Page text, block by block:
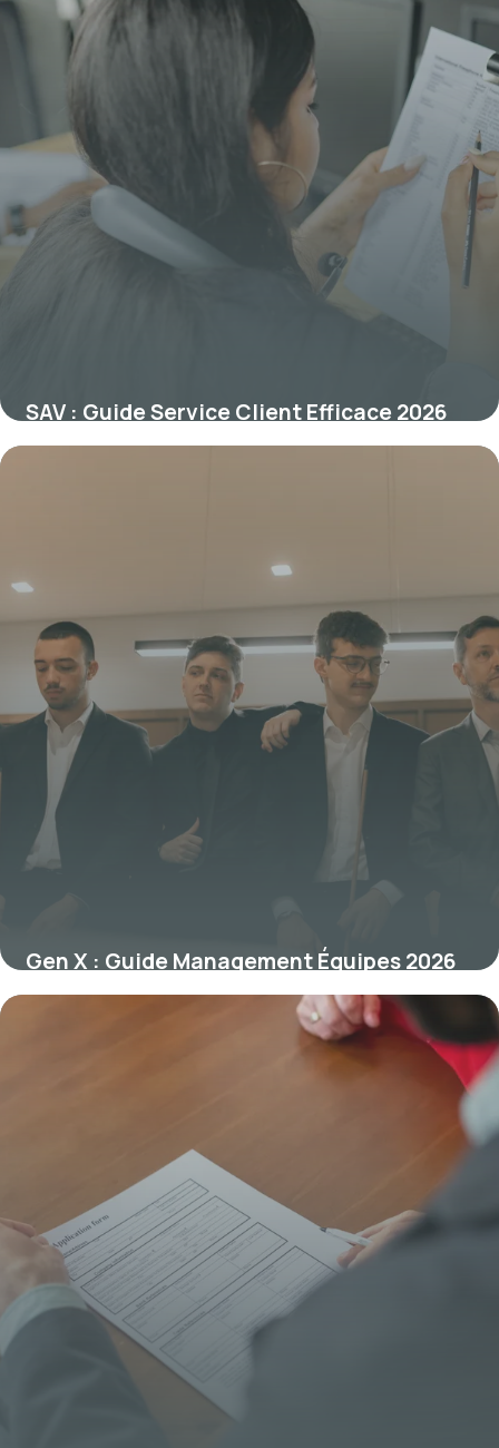
SAV : Guide Service Client Efficace 2026
26 mai 2026
Gen X : Guide Management Équipes 2026
25 mai 2026